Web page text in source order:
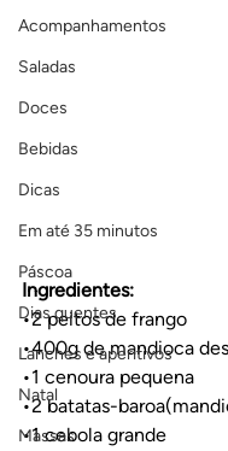
Acompanhamentos
Saladas
Doces
Bebidas
Dicas
Em até 35 minutos
Páscoa
Dias quentes
Lanches e aperitivos
Natal
Massas
Ingredientes:
•2 peitos de frango
•400g de mandioca
•1 cenoura pequena
•2 batatas-
•1 cebola grande